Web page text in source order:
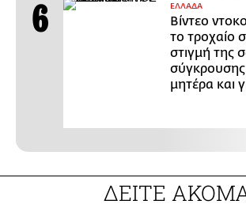
ΕΛΛΑΔΑ
Βίντεο
το τροχαίο
στιγμή της
σύγκρουσης
μητέρα και
ΔΕΙΤΕ